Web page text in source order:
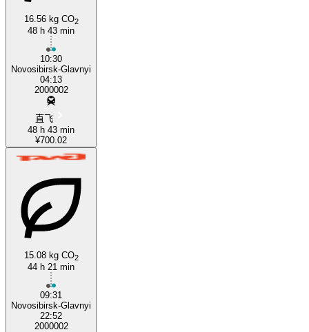
16.56 kg CO2
48 h 43 min
10:30
Novosibirsk-Glavnyi
04:13
2000002
直飞
48 h 43 min
¥700.02
15.08 kg CO2
44 h 21 min
09:31
Novosibirsk-Glavnyi
22:52
2000002